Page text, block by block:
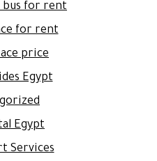
bus for rent
for rent
price
Egypt
Egypt
Services